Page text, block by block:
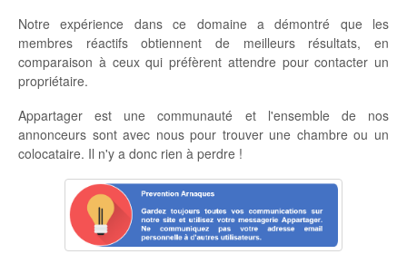
Notre expérience dans ce domaine a démontré que les
membres réactifs obtiennent de meilleurs résultats, en
comparaison à ceux qui préfèrent attendre pour contacter un
propriétaire.
Appartager est une communauté et l'ensemble de nos
annonceurs sont avec nous pour trouver une chambre ou un
colocataire. Il n'y a donc rien à perdre !